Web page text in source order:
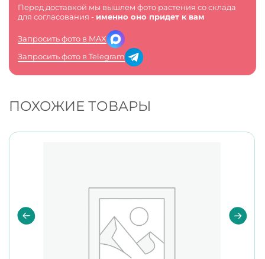
Перед доставкой мы вышлем фото растения со склада
для согласования - именно оно придет к вам
Запросить фото в MAX
Запросить фото в Telegram
ПОХОЖИЕ ТОВАРЫ